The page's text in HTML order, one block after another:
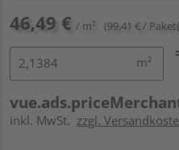
46,49 € / m² (99,41 € /
m²
inkl. MwSt. zzgl.